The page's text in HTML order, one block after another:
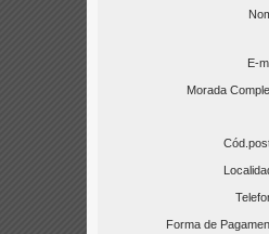
E-
Morada
Forma de